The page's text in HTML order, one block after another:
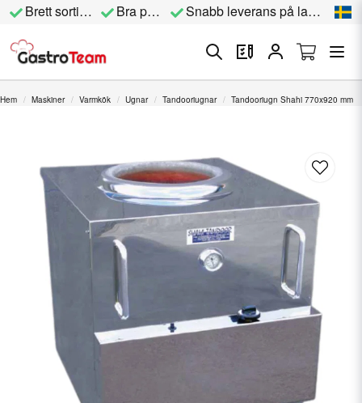
Brett sortiment Bra priser Snabb leverans på lagervara
Hem Maskiner Varmkök Ugnar Tandooriugnar Tandooriugn Shahi 770x920 mm